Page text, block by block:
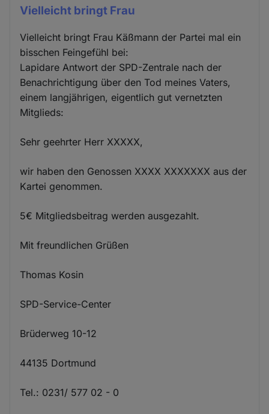
Vielleicht bringt Frau
Vielleicht bringt Frau Käßmann der Partei mal ein
bisschen Feingefühl bei:
Lapidare Antwort der SPD-Zentrale nach der
Benachrichtigung über den Tod meines Vaters,
einem langjährigen, eigentlich gut vernetzten
Mitglieds:
Sehr geehrter Herr XXXXX,
wir haben den Genossen XXXX XXXXXXX aus der
Kartei genommen.
5€ Mitgliedsbeitrag werden ausgezahlt.
Mit freundlichen Grüßen
Thomas Kosin
SPD-Service-Center
Brüderweg 10-12
44135 Dortmund
Tel.: 0231/ 577 02 - 0